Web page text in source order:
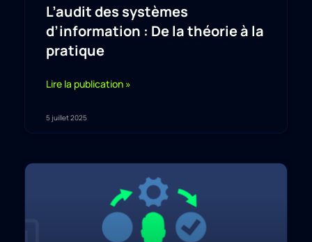
L’audit des systèmes
d’information : De la théorie à la
pratique
Lire la publication »
5 juillet 2025